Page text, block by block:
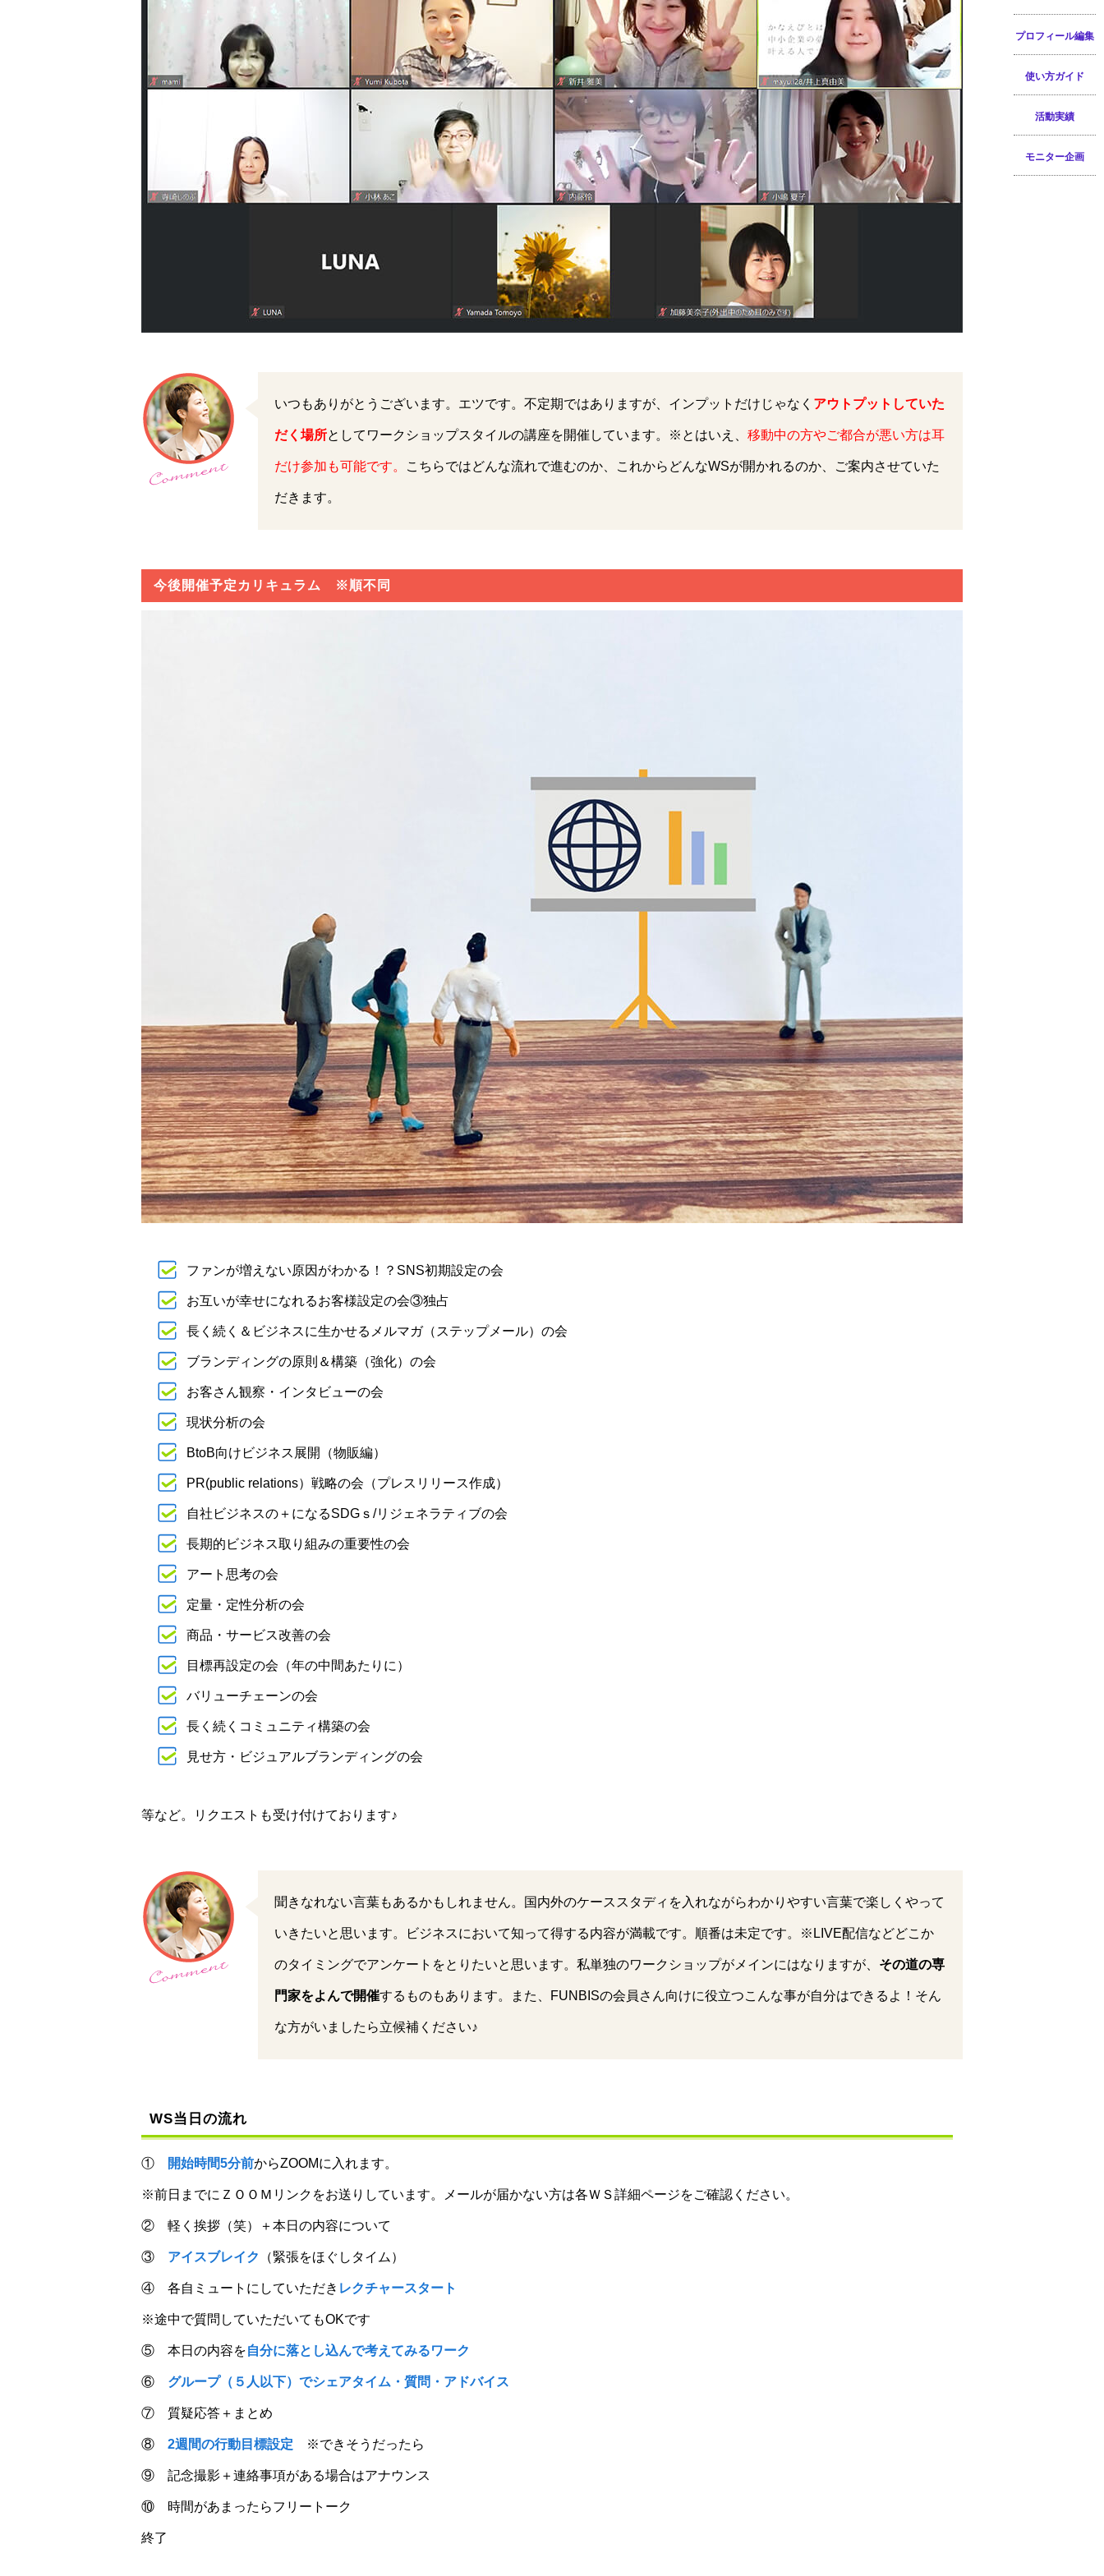
いつもありがとうございます。エツです。不定期ではありますが、インプットだけじゃなく アウトプットしていた
だく場所としてワークショップスタイルの講座を開催しています。※とはいえ、 移動中の方やご都合が悪い方は耳
だけ参加も可能です。 こちらではどんな流れで進むのか、これからどんなWSが開かれるのか、ご案内させていた
だきます。
今後開催予定カリキュラム ※順不同
ファンが増えない原因がわかる！？SNS初期設定の会
お互いが幸せになれるお客様設定の会③独占
長く続く＆ビジネスに生かせるメルマガ（ステップメール）の会
ブランディングの原則＆構築（強化）の会
お客さん観察・インタビューの会
現状分析の会
BtoB向けビジネス展開（物販編）
PR(public relations）戦略の会（プレスリリース作成）
自社ビジネスの＋になるSDGｓ/リジェネラティブの会
長期的ビジネス取り組みの重要性の会
アート思考の会
定量・定性分析の会
商品・サービス改善の会
目標再設定の会（年の中間あたりに）
バリューチェーンの会
長く続くコミュニティ構築の会
見せ方・ビジュアルブランディングの会
等など。リクエストも受け付けております♪
聞きなれない言葉もあるかもしれません。国内外のケーススタディを入れながらわかりやすい言葉で楽しくやって
いきたいと思います。ビジネスにおいて知って得する内容が満載です。順番は未定です。※LIVE配信などどこか
のタイミングでアンケートをとりたいと思います。私単独のワークショップがメインにはなりますが、 その道の専
門家をよんで開催するものもあります。また、FUNBISの会員さん向けに役立つこんな事が自分はできるよ！そん
な方がいましたら立候補ください♪
WS当日の流れ
① 開始時間5分前からZOOMに入れます。
※前日までにＺＯＯＭリンクをお送りしています。メールが届かない方は各ＷＳ詳細ページをご確認ください。
② 軽く挨拶（笑）＋本日の内容について
③ アイスブレイク （緊張をほぐしタイム）
④ 各自ミュートにしていただき レクチャースタート
※途中で質問していただいてもOKです
⑤ 本日の内容を自分に落とし込んで考えてみるワーク
⑥ グループ（５人以下）でシェアタイム・質問・アドバイス
⑦ 質疑応答＋まとめ
⑧ 2週間の行動目標設定 ※できそうだったら
⑨ 記念撮影＋連絡事項がある場合はアナウンス
⑩ 時間があまったらフリートーク
終了
プロフィール編集
使い方ガイド
活動実績
モニター企画